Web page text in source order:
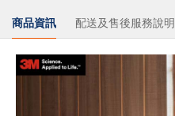
商品資訊 配送及售後服務說明